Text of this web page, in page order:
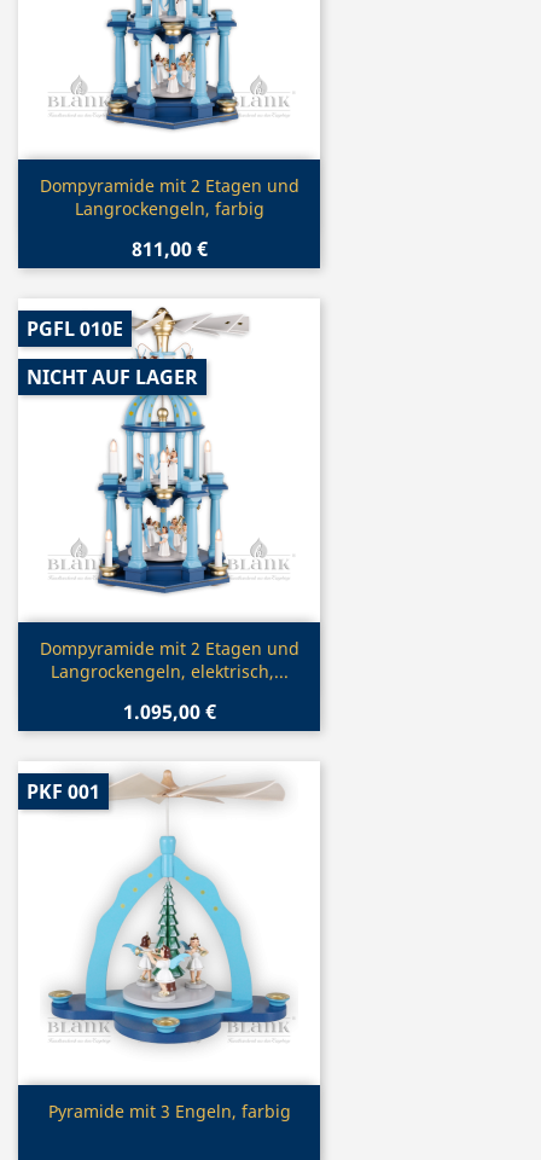
Vorschau
Dompyramide mit 2 Etagen und
Langrockengeln, farbig
811,00 €
Vorschau
Dompyramide mit 2 Etagen und
Langrockengeln, elektrisch,...
1.095,00 €
PGFL 010E
NICHT AUF LAGER
Vorschau
Pyramide mit 3 Engeln, farbig
PKF 001